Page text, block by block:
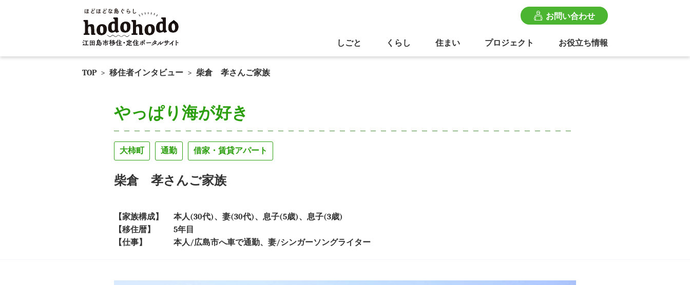
お問い合わせ
しごと くらし 住まい プロジェクト お役立ち情報
TOP> 移住者インタビュー > 柴倉 孝さんご家族
やっぱり海が好き
大柿町 通勤 借家・賃貸アパート
柴倉 孝さんご家族
【家族構成】
本人(30代)、妻(30代)、息子(5歳)、息子(3歳)
【移住暦】
5年目
【仕事】
本人/広島市へ車で通勤、妻/シンガーソングライター